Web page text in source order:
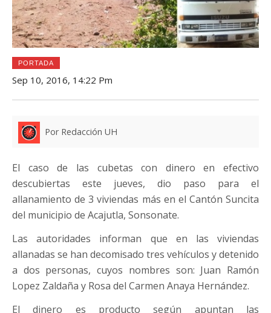
PORTADA
Sep 10, 2016, 14:22 Pm
Por Redacción UH
El caso de las cubetas con dinero en efectivo
descubiertas este jueves, dio paso para el
allanamiento de 3 viviendas más en el Cantón Suncita
del municipio de Acajutla, Sonsonate.
Las autoridades informan que en las viviendas
allanadas se han decomisado tres vehículos y detenido
a dos personas, cuyos nombres son: Juan Ramón
Lopez Zaldaña y Rosa del Carmen Anaya Hernández.
El dinero es producto según apuntan las